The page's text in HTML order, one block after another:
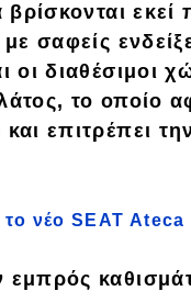
εκεί
σαφείς
οι διαθέσιμοι
το οποίο
επιτρέπει
νέο SEAT Ateca